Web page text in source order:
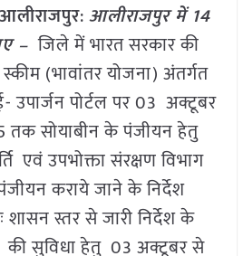
आलीराजपुर:आलीराजपुर में 14
– जिले में भारत सरकार की
(भावांतर योजना) अंतर्गत
उपार्जन पोर्टल पर 03 अक्टूबर
सोयाबीन के पंजीयन हेतु
एवं उपभोक्ता संरक्षण विभाग
कराये जाने के निर्देश
शासन स्तर से जारी निर्देश के
की सुविधा हेतु 03 अक्टूबर से